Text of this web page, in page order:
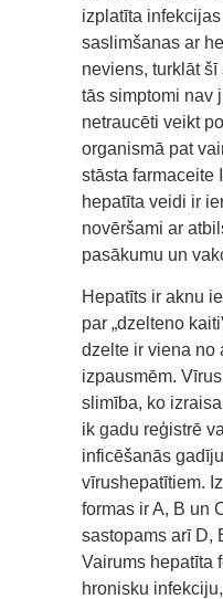
izplatīta
saslimšanas ar
neviens, turklāt
tās simptomi nav
netraucēti veikt
organismā pat
stāsta farmaceite
hepatīta veidi ir
novēršami ar
pasākumu un
Hepatīts ir aknu
par „dzelteno
dzelte ir viena no
izpausmēm.
slimība, ko
ik gadu reģistrē
inficēšanās
vīrushepatītiem.
formas ir A, B un
sastopams arī D,
Vairums hepatīta
hronisku